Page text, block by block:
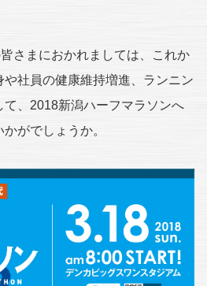
さまにおかれましては、これか
社員の健康維持増進、ランニン
、2018新潟ハーフマラソンへ
がでしょうか。